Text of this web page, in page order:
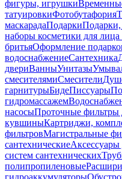
фигуры, игрушки
татуировкиФотобутафория
маскарадаПодарки
наборы косметики для лица
бритьяОформление
водоснабжениеСантехника
двериВанныУнитазы
смесителямиСмесители
гарнитурыБидеПиссуары
гидромассажем
насосыПроточные фильтры
кувшиныКартриджи,
фильтровМагистральные
сантехническиеАксессуары
систем сантехнических
полипропиленовые
гидроаккумуляторы